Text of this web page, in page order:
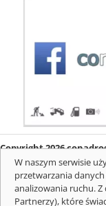
Copyright 2026
O firmie
Redakcja
Mapa serwisu
W naszym serwisie
przetwarzania
analizowania ruchu.
Partnerzy), które